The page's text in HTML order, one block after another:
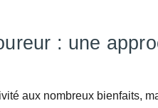
: une
aux nombreux bienfaits,